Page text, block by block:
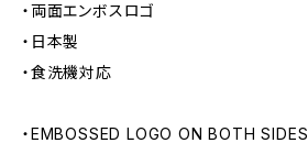
・両面エンボスロゴ
・日本製
・食洗機対応
・EMBOSSED LOGO ON BOTH SIDES